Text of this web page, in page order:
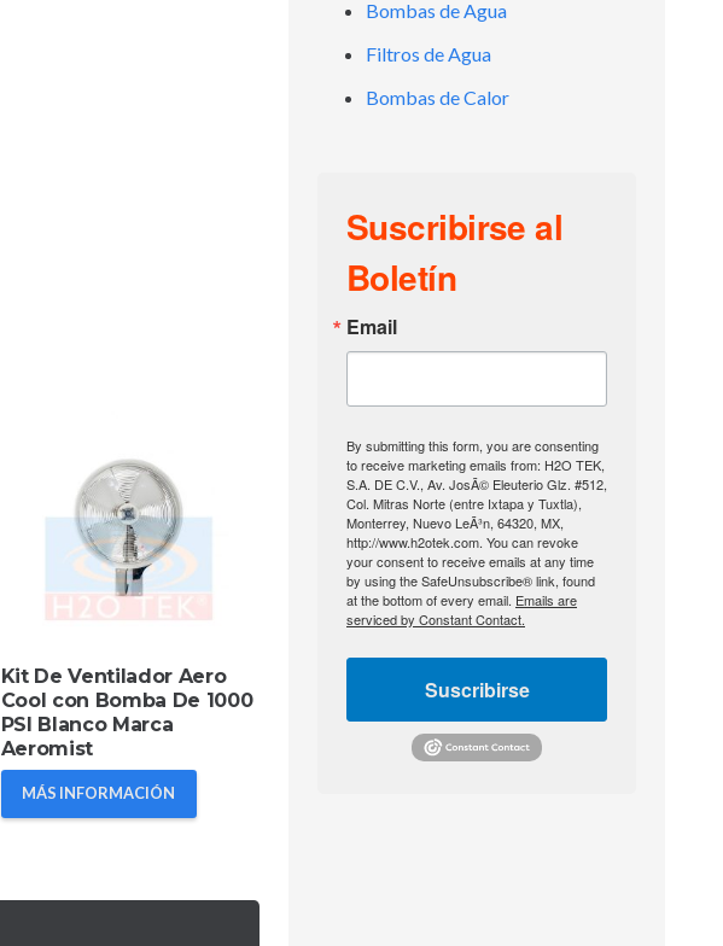
Kit De Ventilador Aero
Cool con Bomba De 1000
PSI Blanco Marca
Aeromist
MÁS INFORMACIÓN
Bombas de Agua
Filtros de Agua
Bombas de Calor
Suscribirse al
Boletín
Email
By submitting this form, you are consenting
to receive marketing emails from: H2O TEK,
S.A. DE C.V., Av. JosÃ© Eleuterio Glz. #512,
Col. Mitras Norte (entre Ixtapa y Tuxtla),
Monterrey, Nuevo LeÃ³n, 64320, MX,
http://www.h2otek.com. You can revoke
your consent to receive emails at any time
by using the SafeUnsubscribe® link, found
at the bottom of every email. Emails are
serviced by Constant Contact.
Suscribirse